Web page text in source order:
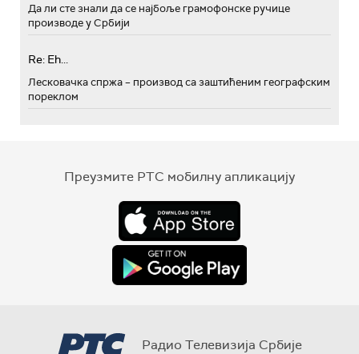
Да ли сте знали да се најбоље грамофонске ручице
производе у Србији
Re: Eh...
Лесковачка спржа – производ са заштићеним географским
пореклом
Преузмите РТС мобилну апликацију
Радио Телевизија Србије